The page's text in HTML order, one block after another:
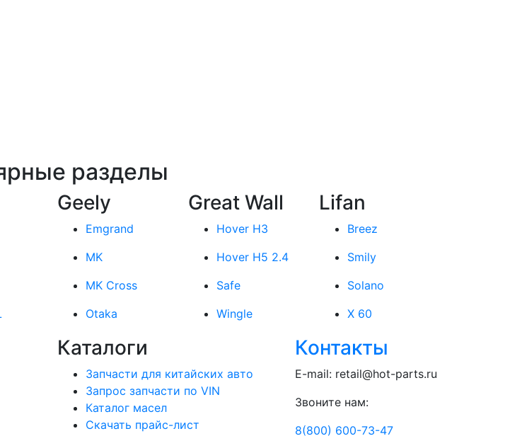
разделы
Geely
Emgrand
MK
MK Cross
Otaka
Great Wall
Hover H3
Hover H5 2.4
Safe
Wingle
Lifan
Breez
Smily
Solano
X 60
Каталоги
Запчасти для китайских авто
Запрос запчасти по VIN
Каталог масел
Скачать прайс-лист
Контакты
E-mail: retail@hot-parts.ru
Звоните нам:
8(800) 600-73-47